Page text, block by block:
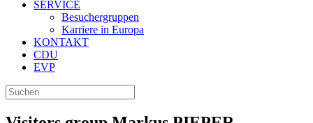
SERVICE
Besuchergruppen
Karriere in Europa
KONTAKT
CDU
EVP